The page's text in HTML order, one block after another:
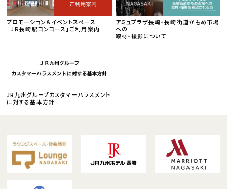
プロモーション＆イベントスペース
「ＪＲ長崎駅コンコース」ご利用案内
アミュプラザ長崎・長崎街道かもめ市場
への
取材・撮影について
JR九州グループカスタマーハラスメント
に対する基本方針